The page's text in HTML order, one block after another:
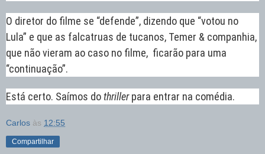
O diretor do filme se “defende”, dizendo que “votou no
Lula” e que as falcatruas de tucanos, Temer & companhia,
que não vieram ao caso no filme, ficarão para uma
“continuação”.
Está certo. Saímos dothrillerpara entrar na comédia.
Carlos às 12:55
Compartilhar